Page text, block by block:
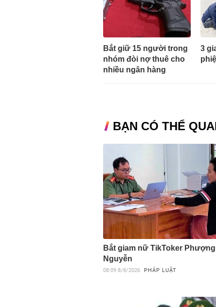
Bắt giữ 15 người trong
nhóm đòi nợ thuê cho
nhiều ngân hàng
3
BẠN CÓ THỂ
Bắt giam nữ TikToker Phượng
Nguyễn
08:09 8/8/2026 PHÁP LUẬT